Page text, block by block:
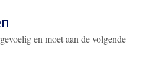
en moet aan de volgende